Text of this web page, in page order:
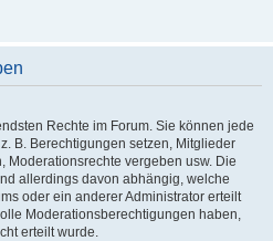
Rechte im Forum. Sie können jede
B. Berechtigungen setzen, Mitglieder
Moderationsrechte vergeben usw. Die
allerdings davon abhängig, welche
oder ein anderer Administrator erteilt
Moderationsberechtigungen haben,
erteilt wurde.